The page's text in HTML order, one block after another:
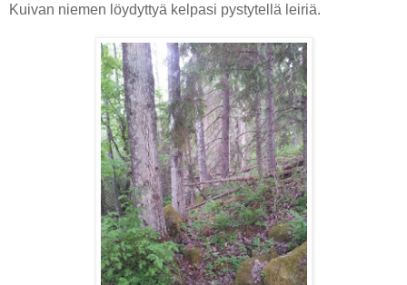
Kuivan niemen löydyttyä kelpasi pystytellä leiriä.